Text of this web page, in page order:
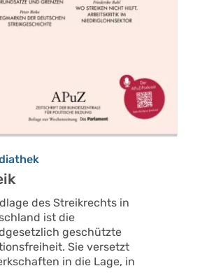
des Streikrechts in
ist die
geschützte
Sie versetzt
in die Lage, in